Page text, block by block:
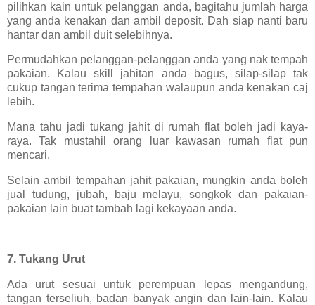
pilihkan kain untuk pelanggan anda, bagitahu jumlah harga
yang anda kenakan dan ambil deposit. Dah siap nanti baru
hantar dan ambil duit selebihnya.
Permudahkan pelanggan-pelanggan anda yang nak tempah
pakaian. Kalau skill jahitan anda bagus, silap-silap tak
cukup tangan terima tempahan walaupun anda kenakan caj
lebih.
Mana tahu jadi tukang jahit di rumah flat boleh jadi kaya-
raya. Tak mustahil orang luar kawasan rumah flat pun
mencari.
Selain ambil tempahan jahit pakaian, mungkin anda boleh
jual tudung, jubah, baju melayu, songkok dan pakaian-
pakaian lain buat tambah lagi kekayaan anda.
7. Tukang Urut
Ada urut sesuai untuk perempuan lepas mengandung,
tangan terseliuh, badan banyak angin dan lain-lain. Kalau